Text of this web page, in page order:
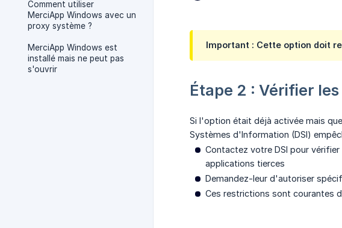
Comment utiliser
MerciApp Windows avec un
proxy système ?
MerciApp Windows est
installé mais ne peut pas
s'ouvrir
Important : Cette option doit
Étape 2 : Vérifier
Si l'option était déjà activée mais
Systèmes d'Information (DSI)
Contactez votre DSI pour
applications tierces
Demandez-leur d'autoriser
Ces restrictions sont courantes